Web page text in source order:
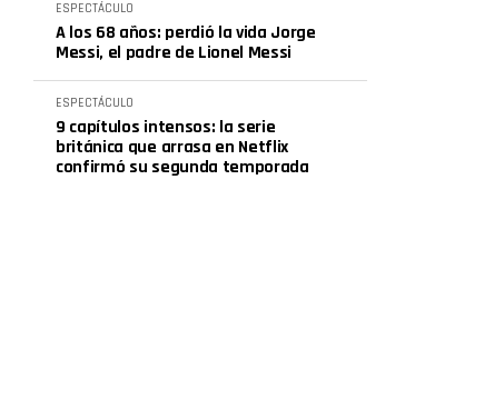
ESPECTÁCULO
A los 68 años: perdió la vida Jorge
Messi, el padre de Lionel Messi
ESPECTÁCULO
9 capítulos intensos: la serie
británica que arrasa en Netflix
confirmó su segunda temporada